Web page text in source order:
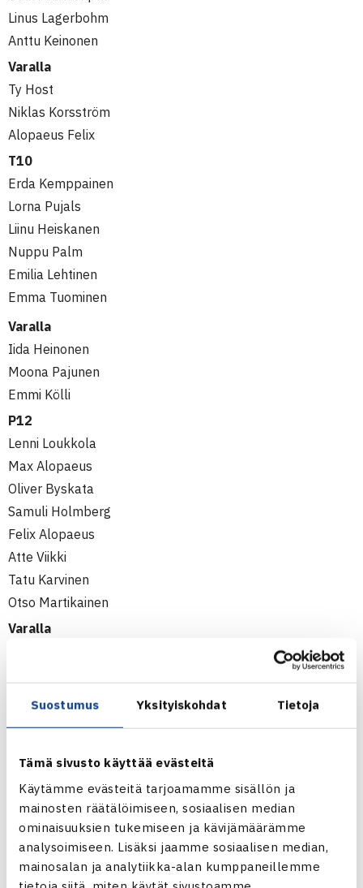
Suostumus Yksityiskohdat Tietoja
Tämä sivusto käyttää evästeitä
Käytämme evästeitä tarjoamamme sisällön ja
mainosten räätälöimiseen, sosiaalisen median
ominaisuuksien tukemiseen ja kävijämäärämme
analysoimiseen. Lisäksi jaamme sosiaalisen median,
mainosalan ja analytiikka-alan kumppaneillemme
Linus Lagerbohm
Anttu Keinonen
Varalla
Ty Host
Niklas Korsström
Alopaeus Felix
T10
Erda Kemppainen
Lorna Pujals
Liinu Heiskanen
Nuppu Palm
Emilia Lehtinen
Emma Tuominen
Varalla
Iida Heinonen
Moona Pajunen
Emmi Kölli
P12
Lenni Loukkola
Max Alopaeus
Oliver Byskata
Samuli Holmberg
Felix Alopaeus
Atte Viikki
Tatu Karvinen
Otso Martikainen
Varalla
Rinja Kautto
Serena Hatakka
Aamu Harjunen
Sofia Holopainen
Chloe Ghemtio
Varalla